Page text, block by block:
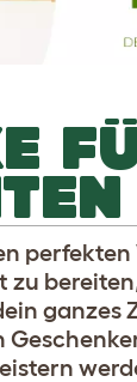
zu
ganzes